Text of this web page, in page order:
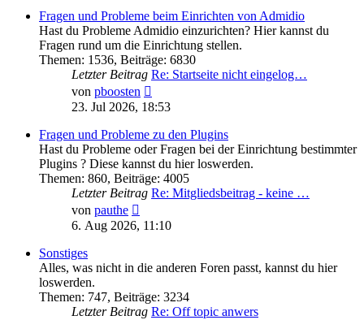
Fragen und Probleme beim Einrichten von Admidio
Hast du Probleme Admidio einzurichten? Hier kannst du
Fragen rund um die Einrichtung stellen.
Themen: 1536, Beiträge: 6830
Letzter Beitrag Re: Startseite nicht eingelog…
von pboosten
Beitrag
23. Jul 2026, 18:53
Fragen und Probleme zu den Plugins
Hast du Probleme oder Fragen bei der Einrichtung bestimmter
Plugins ? Diese kannst du hier loswerden.
Themen: 860, Beiträge: 4005
Letzter Beitrag Re: Mitgliedsbeitrag - keine …
von pauthe
Beitrag
6. Aug 2026, 11:10
Sonstiges
Alles, was nicht in die anderen Foren passt, kannst du hier
loswerden.
Themen: 747, Beiträge: 3234
Letzter Beitrag Re: Off topic anwers